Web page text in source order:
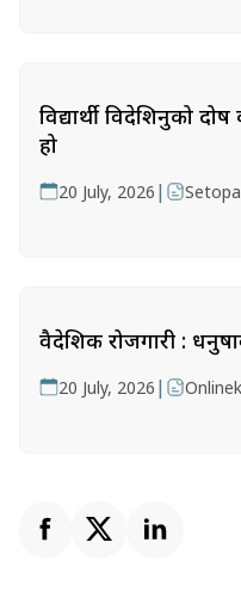
विद्यार्थी विदेशिनुको
हो
20 July, 2026 |
वैदेशिक रोजगारी :
20 July, 2026 |